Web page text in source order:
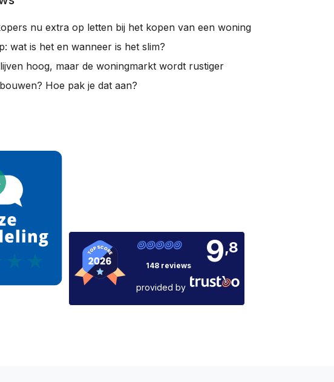
nu extra op letten bij het kopen van een woning
wat is het en wanneer is het slim?
hoog, maar de woningmarkt wordt rustiger
Hoe pak je dat aan?
148 reviews 9,8
provided by